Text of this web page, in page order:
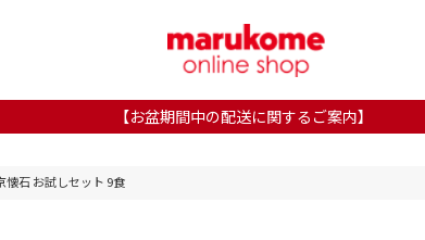
【お盆期間中の配送に関するご案内】
懐石 お試しセット 9食